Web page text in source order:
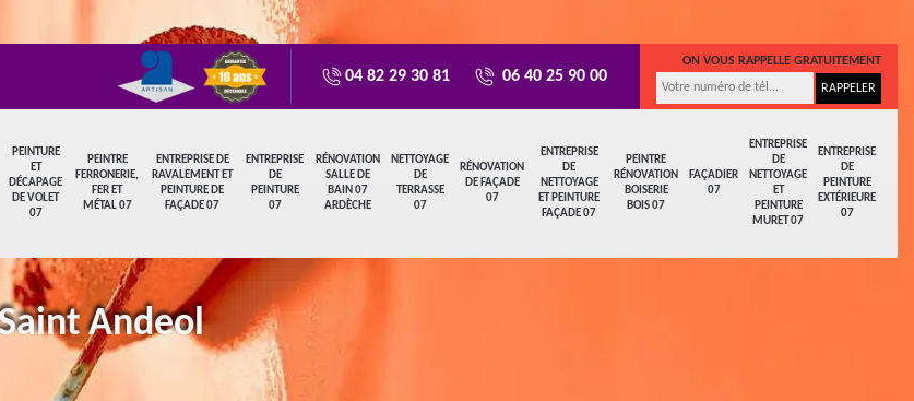
PEINTURE
ET
DÉCAPAGE
DE VOLET
07
PEINTRE
FERRONERIE,
FER ET
MÉTAL 07
ENTREPRISE DE
RAVALEMENT ET
PEINTURE DE
FAÇADE 07
ENTREPRISE
DE
PEINTURE
07
RÉNOVATION
SALLE DE
BAIN 07
ARDÈCHE
NETTOYAGE
DE
TERRASSE
07
RÉNOVATION
DE FAÇADE
07
ENTREPRISE
DE
NETTOYAGE
ET PEINTURE
FAÇADE 07
PEINTRE
RÉNOVATION
BOISERIE
BOIS 07
FAÇADIER
07
ENTREPRISE
DE
NETTOYAGE
ET
PEINTURE
MURET 07
ENTREPRISE
DE
PEINTURE
EXTÉRIEURE
07
04 82 29 30 81 06 40 25 90 00
ON VOUS RAPPELLE GRATUITEMENT
Andeol